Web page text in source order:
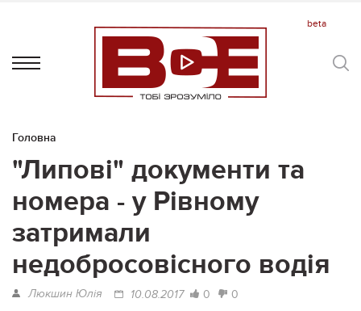
Головна
"Липові" документи та
номера - у Рівному
затримали
недобросовісного водія
Люкшин Юлія 10.08.2017 0 0